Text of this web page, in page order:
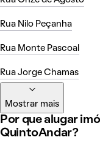
Rua Nilo Peçanha
Rua Monte Pascoal
Rua Jorge Chamas
Mostrar mais
Por que alugar
QuintoAndar?